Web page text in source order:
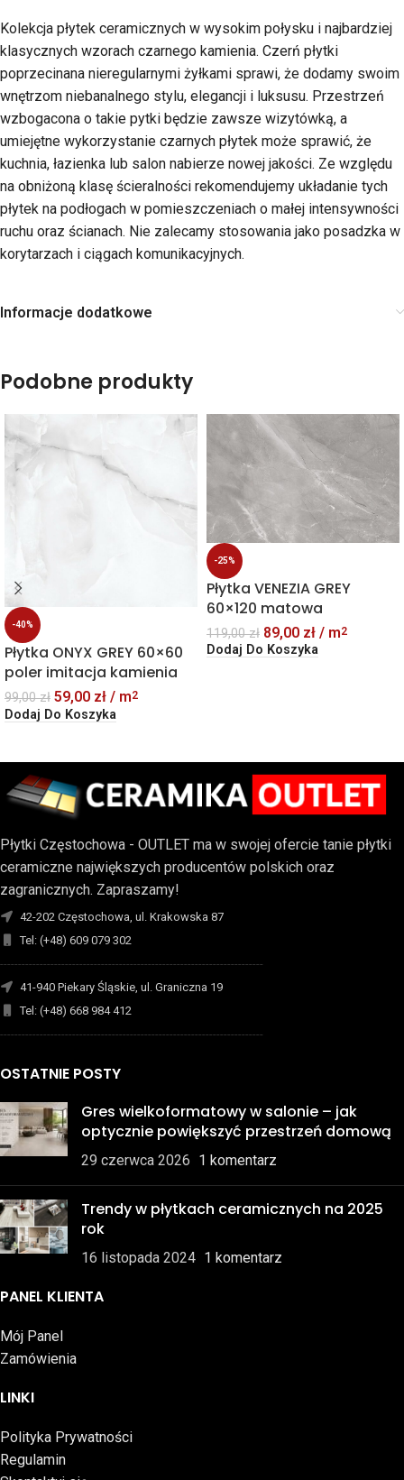
Kolekcja płytek ceramicznych w wysokim połysku i najbardziej
klasycznych wzorach czarnego kamienia. Czerń płytki
poprzecinana nieregularnymi żyłkami sprawi, że dodamy swoim
wnętrzom niebanalnego stylu, elegancji i luksusu. Przestrzeń
wzbogacona o takie pytki będzie zawsze wizytówką, a
umiejętne wykorzystanie czarnych płytek może sprawić, że
kuchnia, łazienka lub salon nabierze nowej jakości. Ze względu
na obniżoną klasę ścieralności rekomendujemy układanie tych
płytek na podłogach w pomieszczeniach o małej intensywności
ruchu oraz ścianach. Nie zalecamy stosowania jako posadzka w
korytarzach i ciągach komunikacyjnych.
Informacje dodatkowe
Podobne produkty
-40%
Płytka ONYX GREY 60×60
poler imitacja kamienia
99,00zł 59,00 zł / m2
Dodaj Do Koszyka
-25%
Płytka VENEZIA GREY
60×120 matowa
119,00zł 89,00 zł / m2
Dodaj Do Koszyka
Płytki Częstochowa - OUTLET ma w swojej ofercie tanie płytki
ceramiczne największych producentów polskich oraz
zagranicznych. Zapraszamy!
42-202 Częstochowa, ul. Krakowska 87
Tel: (+48) 609 079 302
-------------------------------------------------------------------------
41-940 Piekary Śląskie, ul. Graniczna 19
Tel: (+48) 668 984 412
-------------------------------------------------------------------------
OSTATNIE POSTY
Gres wielkoformatowy w salonie – jak
optycznie powiększyć przestrzeń domową
29 czerwca 2026 1 komentarz
Trendy w płytkach ceramicznych na 2025
rok
16 listopada 2024 1 komentarz
PANEL KLIENTA
Mój Panel
Zamówienia
LINKI
Polityka Prywatności
Regulamin